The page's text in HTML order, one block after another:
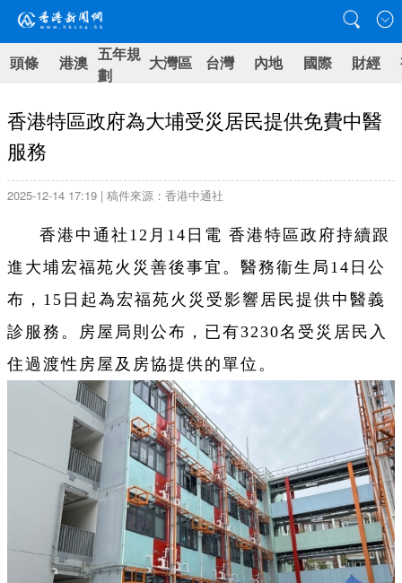
頭條 港澳 五年規
劃
大灣區 台灣 內地 國際 財經
香港特區政府為大埔受災居民提供免費中醫
服務
2025-12-14 17:19 | 稿件來源：香港中通社
香港中通社12月14日電 香港特區政府持續跟
進大埔宏福苑火災善後事宜。醫務衞生局14日公
布，15日起為宏福苑火災受影響居民提供中醫義
診服務。房屋局則公布，已有3230名受災居民入
住過渡性房屋及房協提供的單位。